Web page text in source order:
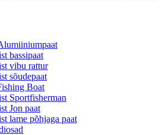
bassipaat
vibu rattur
sõudepaat
Boat
Sportfisherman
Jon paat
lame põhjaga paat